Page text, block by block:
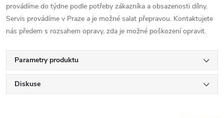
provádíme do týdne podle potřeby zákazníka a obsazenosti dílny.
Servis provádíme v Praze a je možné salat přepravou. Kontaktujete
nás předem s rozsahem opravy, zda je možné poškození opravit.
Parametry produktu
Diskuse